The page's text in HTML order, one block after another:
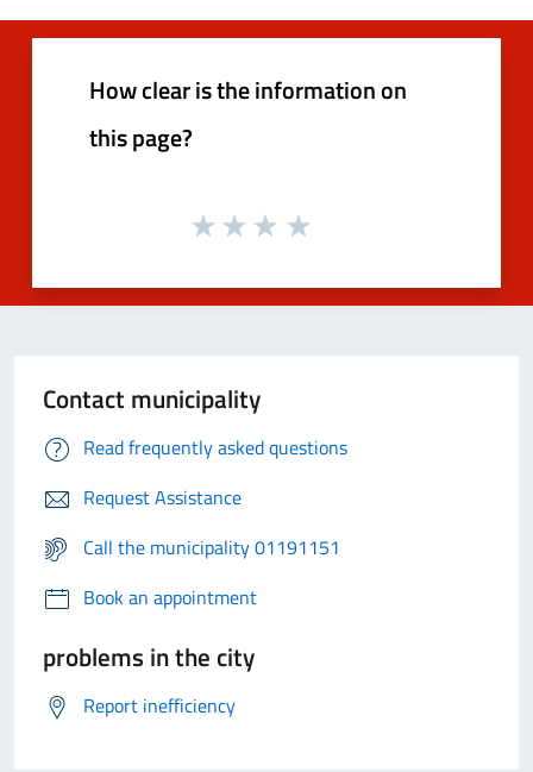
How clear is the information on
this page?
Contact municipality
Read frequently asked questions
Request Assistance
Call the municipality 01191151
Book an appointment
problems in the city
Report inefficiency